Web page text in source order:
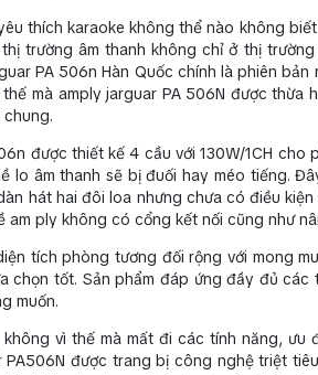
thích karaoke không thể nào không
trường âm thanh không chỉ ở thị
PA 506n Hàn Quốc chính là phiên
mà amply jarguar PA 506N được thừa
được thiết kế 4 cầu với 130W/1CH
lo âm thanh sẽ bị đuối hay méo tiếng.
hát hai đôi loa nhưng chưa có điều
am ply không có cổng kết nối cũng như
tích phòng tương đối rộng với mong
chọn tốt. Sản phẩm đáp ứng đầy đủ
muốn.
vì thế mà mất đi các tính năng, ưu
PA506N được trang bị công nghệ triệt